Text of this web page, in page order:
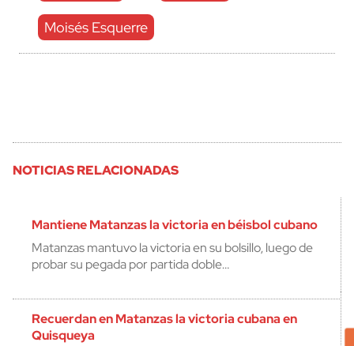
Moisés Esquerre
NOTICIAS RELACIONADAS
Mantiene Matanzas la victoria en béisbol cubano
Matanzas mantuvo la victoria en su bolsillo, luego de
probar su pegada por partida doble…
Recuerdan en Matanzas la victoria cubana en
Quisqueya